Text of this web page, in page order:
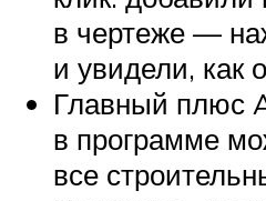
в чертеже —
и увидели, как
Главный плюс
в программе
все